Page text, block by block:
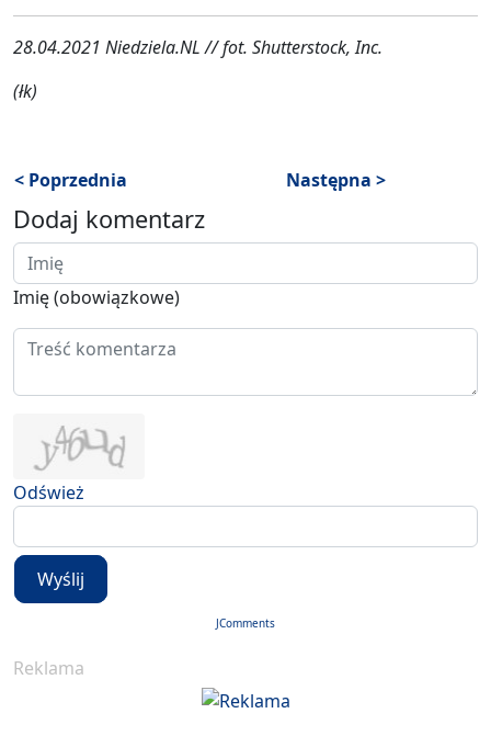
28.04.2021 Niedziela.NL // fot. Shutterstock, Inc.
(łk)
< Poprzednia Następna >
Dodaj komentarz
Imię (obowiązkowe)
Odśwież
Wyślij
JComments
Reklama